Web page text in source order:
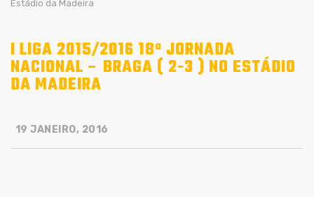
Estádio da Madeira
I LIGA 2015/2016 18ª JORNADA
NACIONAL – BRAGA ( 2-3 ) NO ESTÁDIO
DA MADEIRA
19 JANEIRO, 2016